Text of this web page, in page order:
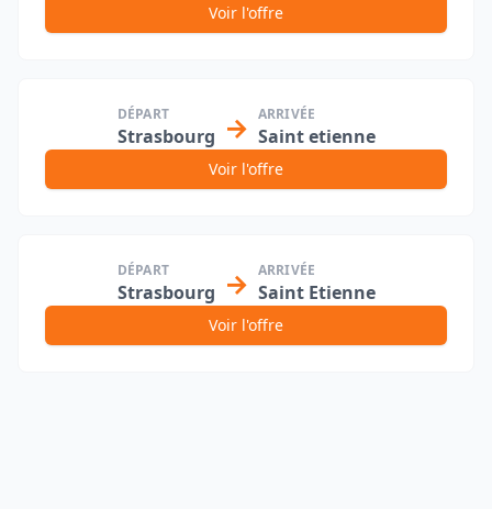
Voir l'offre
DÉPART
Strasbourg → ARRIVÉE
Saint etienne
Voir l'offre
DÉPART
Strasbourg → ARRIVÉE
Saint Etienne
Voir l'offre